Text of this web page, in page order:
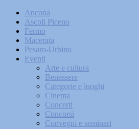
Ancona
Ascoli Piceno
Fermo
Macerata
Pesaro-Urbino
Eventi
Arte e cultura
Benessere
Categorie e luoghi
Cinema
Concerti
Concorsi
Convegni e seminari